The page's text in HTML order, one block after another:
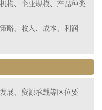
构、企业规模、产品种类
略、收入、成本、利润
展、资源承载等区位要